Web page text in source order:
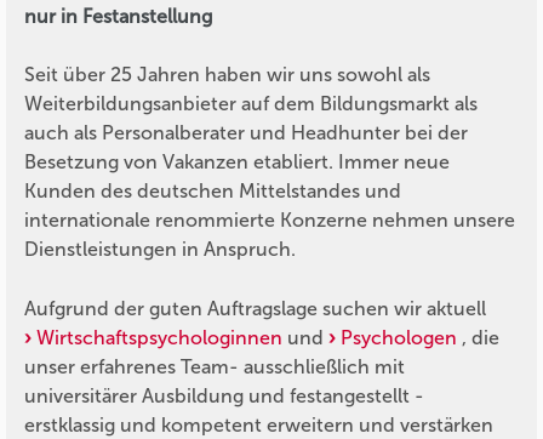
nur in Festanstellung
Seit über 25 Jahren haben wir uns sowohl als
Weiterbildungsanbieter auf dem Bildungsmarkt als
auch als Personalberater und Headhunter bei der
Besetzung von Vakanzen etabliert. Immer neue
Kunden des deutschen Mittelstandes und
internationale renommierte Konzerne nehmen unsere
Dienstleistungen in Anspruch.
Aufgrund der guten Auftragslage suchen wir aktuell
Wirtschaftspsychologinnen und Psychologen , die
unser erfahrenes Team- ausschließlich mit
universitärer Ausbildung und festangestellt -
erstklassig und kompetent erweitern und verstärken